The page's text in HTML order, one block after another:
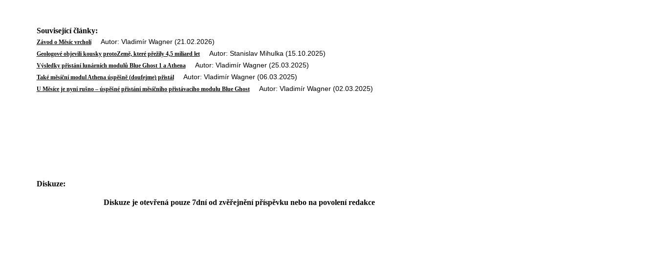
Související články:
Závod o Měsíc vrcholíAutor: Vladimír Wagner (21.02.2026)
Geologové objevili kousky protoZemě, které přežily 4,5 miliard letAutor: Stanislav Mihulka (15.10.2025)
Výsledky přistání lunárních modulů Blue Ghost 1 a AthenaAutor: Vladimír Wagner (25.03.2025)
Také měsíční modul Athena úspěšně (doufejme) přistálAutor: Vladimír Wagner (06.03.2025)
U Měsíce je nyní rušno – úspěšné přistání měsíčního přistávacího modulu Blue GhostAutor: Vladimír Wagner (02.03.2025)
Diskuze:
Diskuze je otevřená pouze 7dní od zvěřejnění příspěvku nebo na povolení redakce